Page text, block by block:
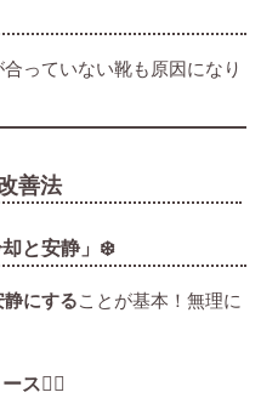
っていない靴も原因になり
善法
と安静」❄️
にすることが基本！無理に
ス🧘‍♂️